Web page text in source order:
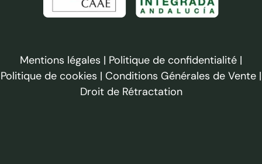
Mentions légales | Politique de confidentialité |
Politique de cookies | Conditions Générales de Vente |
Droit de Rétractation